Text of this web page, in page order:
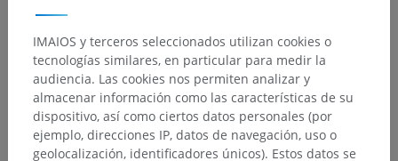
IMAIOS y terceros seleccionados utilizan cookies o
tecnologías similares, en particular para medir la
audiencia. Las cookies nos permiten analizar y
almacenar información como las características de su
dispositivo, así como ciertos datos personales (por
ejemplo, direcciones IP, datos de navegación, uso o
geolocalización, identificadores únicos). Estos datos se